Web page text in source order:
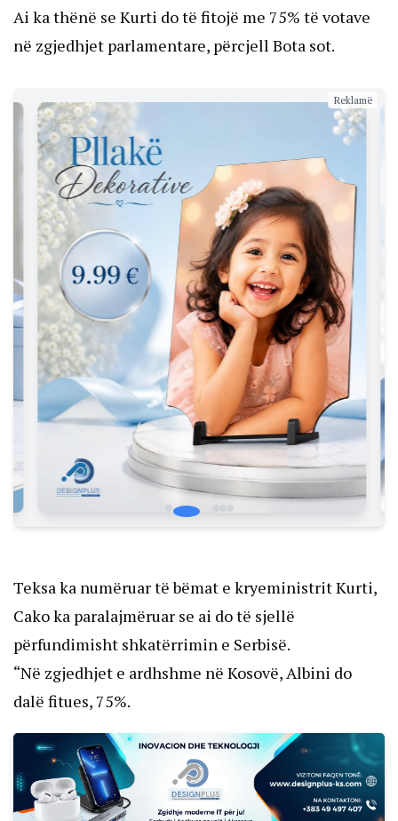
Ai ka thënë se Kurti do të fitojë me 75% të votave
në zgjedhjet parlamentare, përcjell Bota sot.
Reklamë
Teksa ka numëruar të bëmat e kryeministrit Kurti,
Cako ka paralajmëruar se ai do të sjellë
përfundimisht shkatërrimin e Serbisë.
“Në zgjedhjet e ardhshme në Kosovë, Albini do
dalë fitues, 75%.